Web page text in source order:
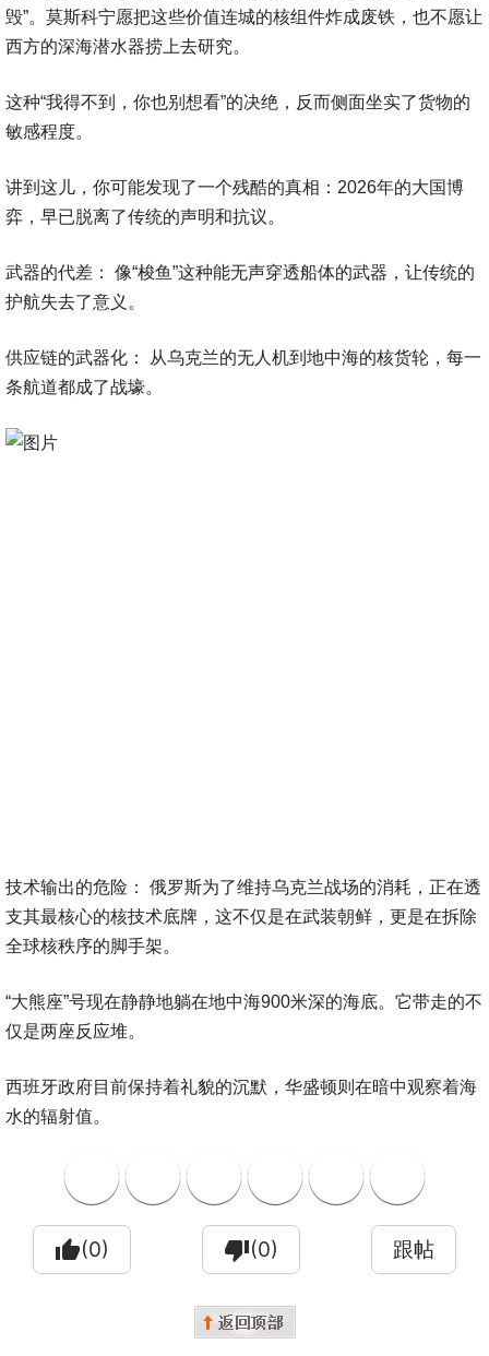
毁”。莫斯科宁愿把这些价值连城的核组件炸成废铁，也不愿让
西方的深海潜水器捞上去研究。
这种“我得不到，你也别想看”的决绝，反而侧面坐实了货物的
敏感程度。
讲到这儿，你可能发现了一个残酷的真相：2026年的大国博
弈，早已脱离了传统的声明和抗议。
武器的代差： 像“梭鱼”这种能无声穿透船体的武器，让传统的
护航失去了意义。
供应链的武器化： 从乌克兰的无人机到地中海的核货轮，每一
条航道都成了战壕。
技术输出的危险： 俄罗斯为了维持乌克兰战场的消耗，正在透
支其最核心的核技术底牌，这不仅是在武装朝鲜，更是在拆除
全球核秩序的脚手架。
“大熊座”号现在静静地躺在地中海900米深的海底。它带走的不
仅是两座反应堆。
西班牙政府目前保持着礼貌的沉默，华盛顿则在暗中观察着海
水的辐射值。
thumb_up(0) thumb_down(0) 跟帖